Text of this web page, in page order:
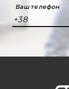
Ваш телефон
+38